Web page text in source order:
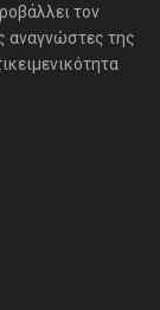
τον
αναγνώστες της